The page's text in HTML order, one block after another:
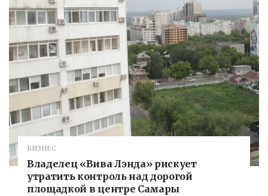
БИЗНЕС
Владелец «Вива Лэнда» рискует
утратить контроль над дорогой
площадкой в центре Самары